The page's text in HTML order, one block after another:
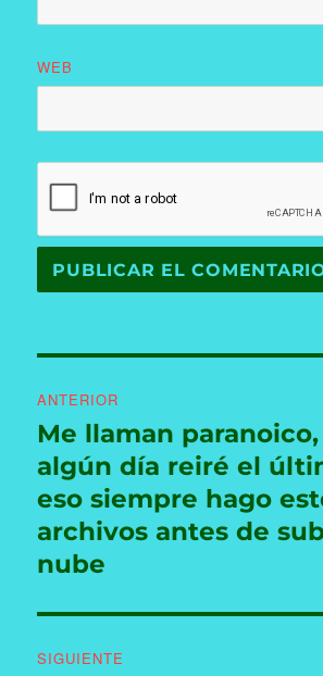
WEB
de
entradas
ANTERIOR
Entrada
anterior:
Me llaman
algún día reiré el
eso siempre hago
archivos antes de
nube
SIGUIENTE